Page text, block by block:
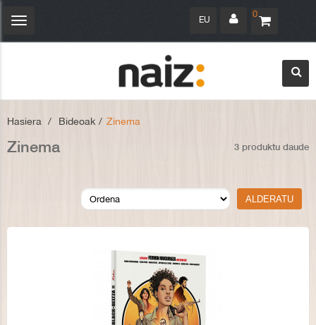
0
EU
Navegación
Hasiera > Bideoak > Zinema
Zinema 3 produktu daude